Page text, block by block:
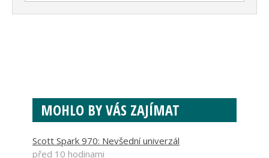
MOHLO BY VÁS ZAJÍMAT
Scott Spark 970: Nevšední univerzál
před 10 hodinami